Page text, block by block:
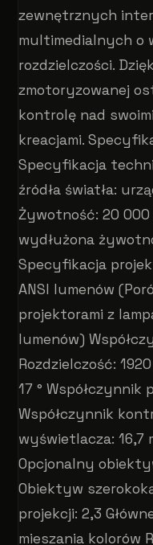
zewnętrznych
multimedialnych o
rozdzielczości.
zmotoryzowanej
kontrolę nad
kreacjami.
Specyfikacja
źródła światła:
Żywotność: 20
wydłużona
Specyfikacja
ANSI lumenów
projektorami z
lumenów)
Rozdzielczość:
17 ° Współczynnik
Współczynnik
wyświetlacza: 16,7
Opcjonalny
Obiektyw
projekcji: 2,3
mieszania kolorów